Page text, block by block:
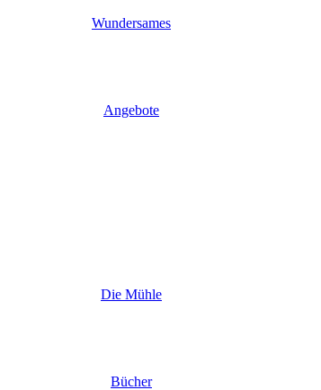
Wundersames
Angebote
Die Mühle
Bücher